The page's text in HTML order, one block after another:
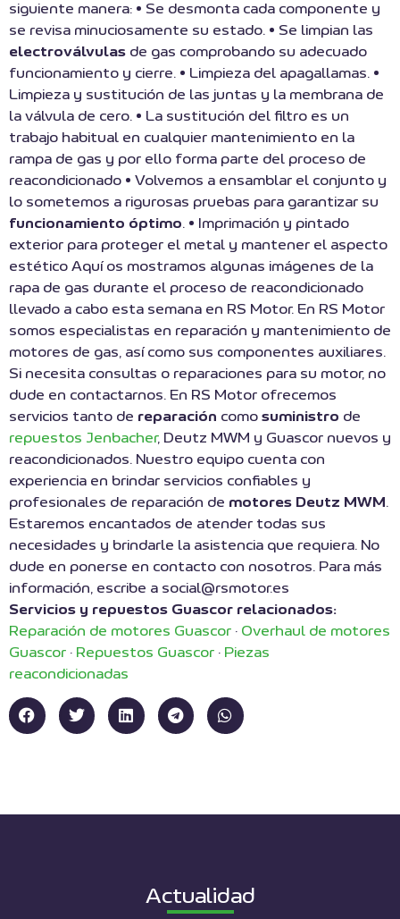
siguiente manera: • Se desmonta cada componente y
se revisa minuciosamente su estado. • Se limpian las
electroválvulas de gas comprobando su adecuado
funcionamiento y cierre. • Limpieza del apagallamas. •
Limpieza y sustitución de las juntas y la membrana de
la válvula de cero. • La sustitución del filtro es un
trabajo habitual en cualquier mantenimiento en la
rampa de gas y por ello forma parte del proceso de
reacondicionado • Volvemos a ensamblar el conjunto y
lo sometemos a rigurosas pruebas para garantizar su
funcionamiento óptimo. • Imprimación y pintado
exterior para proteger el metal y mantener el aspecto
estético Aquí os mostramos algunas imágenes de la
rapa de gas durante el proceso de reacondicionado
llevado a cabo esta semana en RS Motor. En RS Motor
somos especialistas en reparación y mantenimiento de
motores de gas, así como sus componentes auxiliares.
Si necesita consultas o reparaciones para su motor, no
dude en contactarnos. En RS Motor ofrecemos
servicios tanto de reparación como suministro de
repuestos Jenbacher, Deutz MWM y Guascor nuevos y
reacondicionados. Nuestro equipo cuenta con
experiencia en brindar servicios confiables y
profesionales de reparación de motores Deutz MWM .
Estaremos encantados de atender todas sus
necesidades y brindarle la asistencia que requiera. No
dude en ponerse en contacto con nosotros. Para más
información, escribe a social@rsmotor.es
Servicios y repuestos Guascor relacionados:
Reparación de motores Guascor · Overhaul de motores
Guascor · Repuestos Guascor · Piezas
reacondicionadas
Actualidad